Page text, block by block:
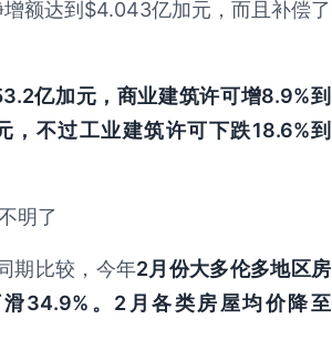
额达到$4.043亿加元，而且补偿了
亿加元，商业建筑许可增8.9%到
不过工业建筑许可下跌18.6%到
期比较，今年2月份大多伦多地区房
34.9%。2月各类房屋均价降至